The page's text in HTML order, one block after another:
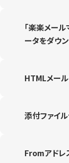
「楽楽メー
ータをダウ
HTMLメー
添付ファイ
Fromアドレ